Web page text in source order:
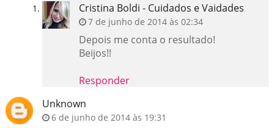
Cristina Boldi - Cuidados e Vaidades
7 de junho de 2014 às 02:34
Depois me conta o resultado!
Beijos!!
Responder
Unknown
6 de junho de 2014 às 19:31